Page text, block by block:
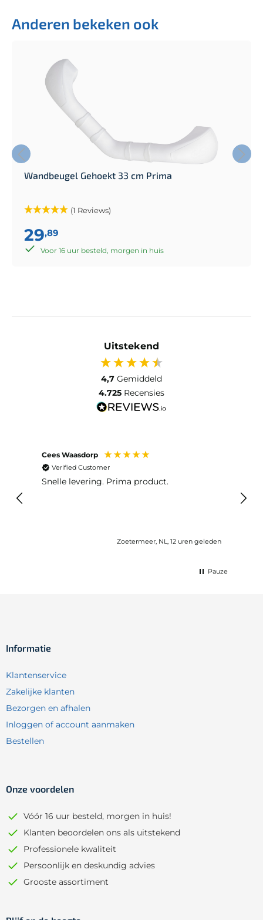
Anderen bekeken ook
Wandbeugel Gehoekt 33 cm Prima
(1 Reviews)
29,89
Voor 16 uur besteld, morgen in huis
Uitstekend
4,7 Gemiddeld
4.725 Recensies
Cees Waasdorp
Verified Customer
Snelle levering. Prima product.
Zoetermeer, NL, 12 uren geleden
lang
Pauze
Informatie
Klantenservice
Zakelijke klanten
Bezorgen en afhalen
Inloggen of account aanmaken
Bestellen
Onze voordelen
Vóór 16 uur besteld, morgen in huis!
Klanten beoordelen ons als uitstekend
Professionele kwaliteit
Persoonlijk en deskundig advies
Grooste assortiment